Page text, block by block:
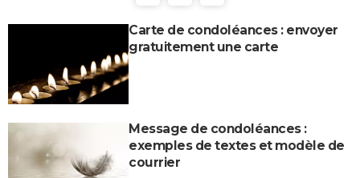
Carte de condoléances : envoyer
gratuitement une carte
Message de condoléances :
exemples de textes et modèle de
courrier